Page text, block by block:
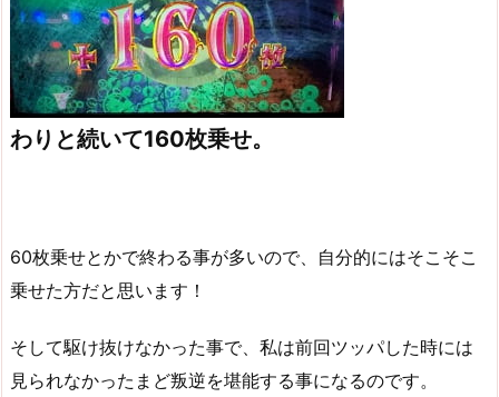
わりと続いて160枚乗せ。
60枚乗せとかで終わる事が多いので、自分的にはそこそこ
乗せた方だと思います！
そして駆け抜けなかった事で、私は前回ツッパした時には
見られなかったまど叛逆を堪能する事になるのです。